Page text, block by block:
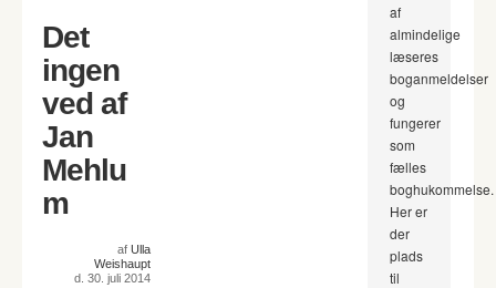
Det
ingen
ved af
Jan
Mehlu
m
af Ulla
Weishaupt
d. 30. juli 2014
af
almindelige
læseres
boganmeldelser
og
fungerer
som
fælles
boghukommelse.
Her er
der
plads
til